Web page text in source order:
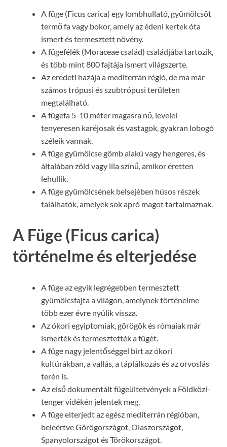
A füge (Ficus carica) egy lombhullató, gyümölcsöt
termő fa vagy bokor, amely az édeni kertek óta
ismert és termesztett növény.
A fügefélék (Moraceae család) családjába tartozik,
és több mint 800 fajtája ismert világszerte.
Az eredeti hazája a mediterrán régió, de ma már
számos trópusi és szubtrópusi területen
megtalálható.
A fügefa 5-10 méter magasra nő, levelei
tenyeresen karéjosak és vastagok, gyakran lobogó
széleik vannak.
A füge gyümölcse gömb alakú vagy hengeres, és
általában zöld vagy lila színű, amikor éretten
lehullik.
A füge gyümölcsének belsejében húsos részek
találhatók, amelyek sok apró magot tartalmaznak.
A Füge (Ficus carica)
történelme és elterjedése
A füge az egyik legrégebben termesztett
gyümölcsfajta a világon, amelynek történelme
több ezer évre nyúlik vissza.
Az ókori egyiptomiak, görögök és rómaiak már
ismerték és termesztették a fügét.
A füge nagy jelentőséggel bírt az ókori
kultúrákban, a vallás, a táplálkozás és az orvoslás
terén is.
Az első dokumentált fügeültetvények a Földközi-
tenger vidékén jelentek meg.
A füge elterjedt az egész mediterrán régióban,
beleértve Görögországot, Olaszországot,
Spanyolországot és Törökországot.